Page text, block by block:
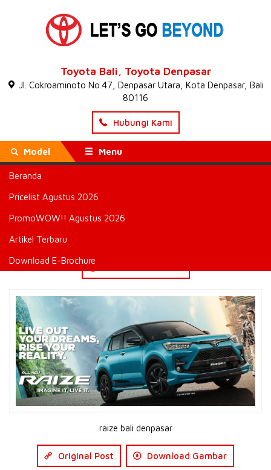
Toyota Bali, Toyota Denpasar
Jl. Cokroaminoto No.47, Denpasar Utara, Kota Denpasar, Bali
80116
Hubungi Kami
Model Menu
Beranda
Pricelist Agustus 2026
PromoWOW!! Agustus 2026
Artikel Terbaru
Download E-Brochure
Beranda
denpasar
raize bali denpasar
raize bali denpasar
Original Post Download Gambar